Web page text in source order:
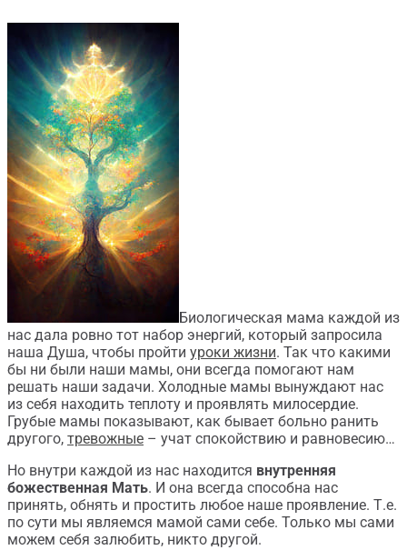
Биологическая мама каждой из
нас дала ровно тот набор энергий, который запросила
наша Душа, чтобы пройти уроки жизни. Так что какими
бы ни были наши мамы, они всегда помогают нам
решать наши задачи. Холодные мамы вынуждают нас
из себя находить теплоту и проявлять милосердие.
Грубые мамы показывают, как бывает больно ранить
другого, тревожные – учат спокойствию и равновесию…
Но внутри каждой из нас находится внутренняя
божественная Мать. И она всегда способна нас
принять, обнять и простить любое наше проявление. Т.е.
по сути мы являемся мамой сами себе. Только мы сами
можем себя залюбить, никто другой.